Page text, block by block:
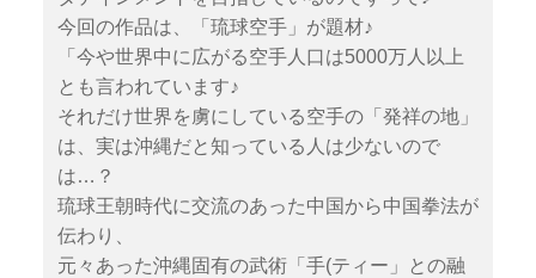
今回の作品は、「琉球空手」が題材♪
「今や世界中に広がる空手人口は5000万人以上
とも言われています♪
それだけ世界を虜にしている空手の「発祥の地」
は、実は沖縄だと知っている人は少ないので
は…？
琉球王朝時代に交流のあった中国から中国拳法が
伝わり、
元々あった沖縄固有の武術「手(ティー」との融